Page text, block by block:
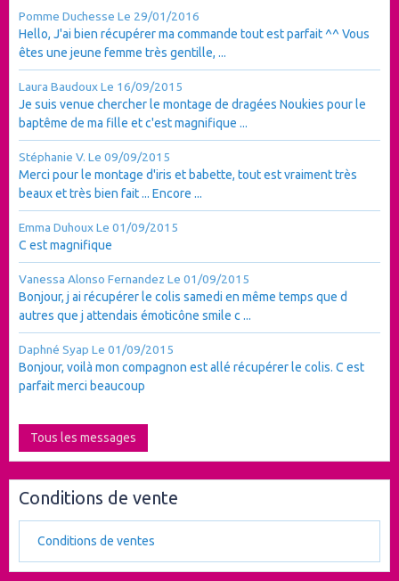
Pomme Duchesse Le 29/01/2016
Hello, J'ai bien récupérer ma commande tout est parfait ^^ Vous
êtes une jeune femme très gentille, ...
Laura BaudouxLe 16/09/2015
Je suis venue chercher le montage de dragées Noukies pour le
baptême de ma fille et c'est magnifique ...
Stéphanie V. Le 09/09/2015
Merci pour le montage d'iris et babette, tout est vraiment très
beaux et très bien fait ... Encore ...
Emma DuhouxLe 01/09/2015
C est magnifique
Vanessa Alonso Fernandez Le 01/09/2015
Bonjour, j ai récupérer le colis samedi en même temps que d
autres que j attendais émoticône smile c ...
Daphné Syap Le 01/09/2015
Bonjour, voilà mon compagnon est allé récupérer le colis. C est
parfait merci beaucoup
Tous les messages
Conditions de vente
Conditions de ventes